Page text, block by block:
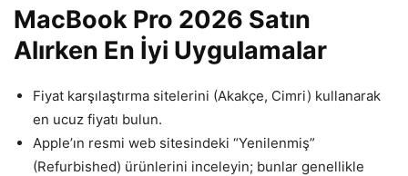
MacBook Pro 2026 Satın
Alırken En İyi Uygulamalar
Fiyat karşılaştırma sitelerini (Akakçe, Cimri) kullanarak
en ucuz fiyatı bulun.
Apple’ın resmi web sitesindeki “Yenilenmiş”
(Refurbished) ürünlerini inceleyin; bunlar genellikle